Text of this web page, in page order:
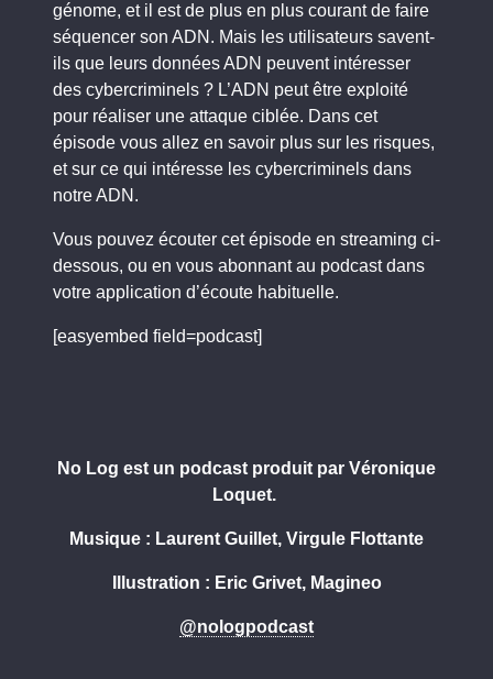
génome, et il est de plus en plus courant de faire
séquencer son ADN. Mais les utilisateurs savent-
ils que leurs données ADN peuvent intéresser
des cybercriminels ? L’ADN peut être exploité
pour réaliser une attaque ciblée. Dans cet
épisode vous allez en savoir plus sur les risques,
et sur ce qui intéresse les cybercriminels dans
notre ADN.
Vous pouvez écouter cet épisode en streaming ci-
dessous, ou en vous abonnant au podcast dans
votre application d’écoute habituelle.
[easyembed field=podcast]
No Log est un podcast produit par Véronique
Loquet.
Musique : Laurent Guillet, Virgule Flottante
Illustration : Eric Grivet, Magineo
@nologpodcast